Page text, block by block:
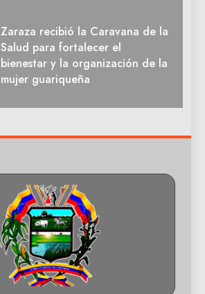
Zaraza recibió la Caravana de la
Salud para fortalecer el
bienestar y la organización de la
mujer guariqueña